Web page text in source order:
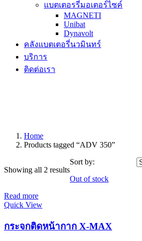
แบตเตอรรี่มอเตอร์ไซค์
MAGNETI
Unibat
Dynavolt
คลังแบตเตอรี่นวมินทร์
บริการ
ติดต่อเรา
Home
Products tagged “ADV 350”
Showing all 2 results
Sort by:
Out of stock
Read more
Quick View
กระจกติดหน้ากาก X-MAX